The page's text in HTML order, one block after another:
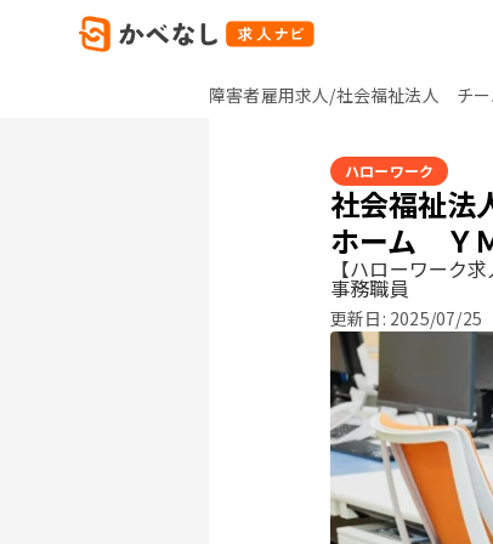
障害者雇用求人/社会福祉法人 チ
ハローワーク
社会福祉
ホーム Ｙ
【ハローワーク
事務職員
更新日: 2025/07/25